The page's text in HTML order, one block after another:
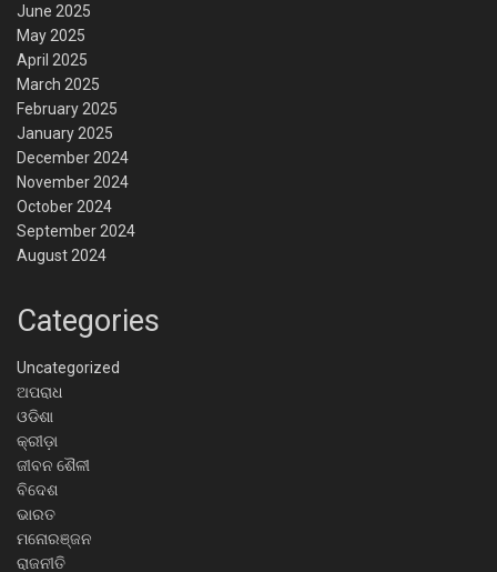
June 2025
May 2025
April 2025
March 2025
February 2025
January 2025
December 2024
November 2024
October 2024
September 2024
August 2024
Categories
Uncategorized
ଅପରାଧ
ଓଡିଶା
କ୍ରୀଡ଼ା
ଜୀବନ ଶୈଳୀ
ବିଦେଶ
ଭାରତ
ମନୋରଞ୍ଜନ
ରାଜନୀତି